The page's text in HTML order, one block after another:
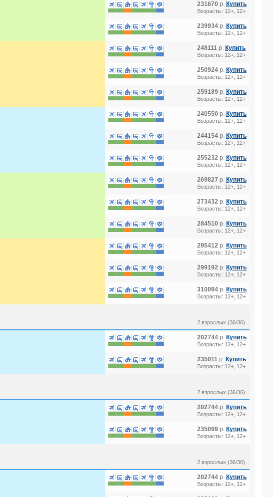
4*
TULIP PATTAYA) 4*
4*
& BEACH CLUB 4*
4*
231670 р. Купить
Возрасты: 12+, 12+
239934 р. Купить
Возрасты: 12+, 12+
248111 р. Купить
Возрасты: 12+, 12+
250924 р. Купить
Возрасты: 12+, 12+
259189 р. Купить
Возрасты: 12+, 12+
240550 р. Купить
Возрасты: 12+, 12+
244154 р. Купить
Возрасты: 12+, 12+
255232 р. Купить
Возрасты: 12+, 12+
269827 р. Купить
Возрасты: 12+, 12+
273432 р. Купить
Возрасты: 12+, 12+
284510 р. Купить
Возрасты: 12+, 12+
295412 р. Купить
Возрасты: 12+, 12+
299192 р. Купить
Возрасты: 12+, 12+
310094 р. Купить
Возрасты: 12+, 12+
2 взрослых (36/36)
202744 р. Купить
Возрасты: 12+, 12+
235011 р. Купить
Возрасты: 12+, 12+
2 взрослых (36/36)
202744 р. Купить
Возрасты: 12+, 12+
235099 р. Купить
Возрасты: 12+, 12+
2 взрослых (36/36)
202744 р. Купить
Возрасты: 12+, 12+